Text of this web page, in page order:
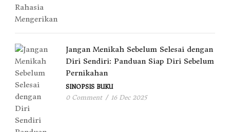
Jangan Menikah Sebelum Selesai dengan
Diri Sendiri: Panduan Siap Diri Sebelum
Pernikahan
SINOPSIS BUKU
0 Comment / 16 Dec 2025